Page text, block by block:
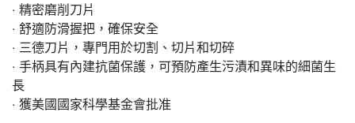
‧ 精密磨削刀片
‧ 舒適防滑握把，確保安全
‧ 三德刀片，專門用於切割、切片和切碎
‧ 手柄具有內建抗菌保護，可預防產生污漬和異味的細菌生
長
‧ 獲美國國家科學基金會批准